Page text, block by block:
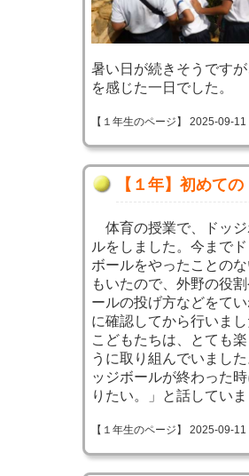
暑い日が続きそうです
を感じた一日でした。
【１年生のページ】 2025-09-
【１年】初めて
体育の授業で、ドッジ
ルをしました。今まで
ボールをやったことの
もいたので、外野の役
ールの投げ方などをて
に確認してから行いま
こどもたちは、とても
うに取り組んでいまし
ッジボールが終わった
りたい。」と話してい
【１年生のページ】 2025-09-